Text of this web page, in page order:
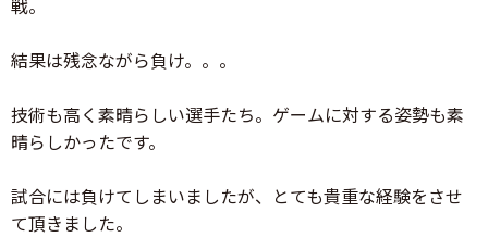
結果は残念ながら負け。。。
技術も高く素晴らしい選手たち。ゲームに対する姿勢も素
晴らしかったです。
試合には負けてしまいましたが、とても貴重な経験をさせ
て頂きました。